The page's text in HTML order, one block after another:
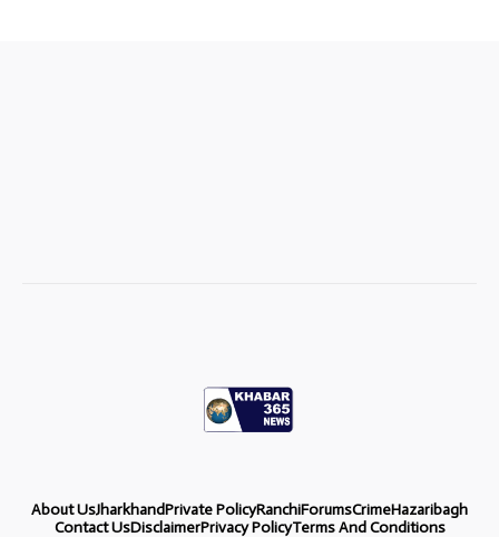
About UsJharkhandPrivate PolicyRanchiForumsCrimeHazaribagh
Contact UsDisclaimerPrivacy PolicyTerms And Conditions